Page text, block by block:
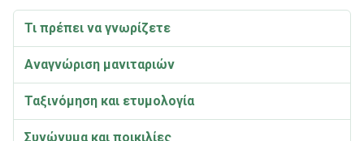
Τι πρέπει να γνωρίζετε
Αναγνώριση μανιταριών
Ταξινόμηση και ετυμολογία
Συνώνυμα και ποικιλίες